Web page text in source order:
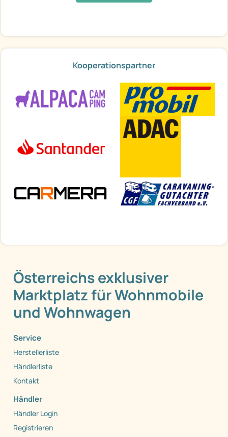
Kooperationspartner
Österreichs exklusiver
Marktplatz für Wohnmobile
und Wohnwagen
Service
Herstellerliste
Händlerliste
Kontakt
Händler
Händler Login
Registrieren